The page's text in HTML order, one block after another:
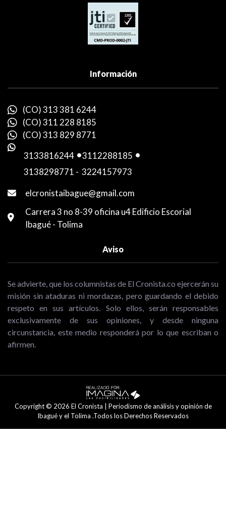
Información
(CO) 313 381 6244
(CO) 311 228 8185
(CO) 313 829 8771
3133816244 -3112288185 -
3138298771 - 3224157973
elcronistaibague@gmail.com
Carrera 3 no 8-39 oficina u4 Edificio Escorial
Ibagué - Tolima
Aviso
Se advierte, que los columnistas de El Cronista.co ejercerán su
misión sin ataduras ni mordazas, pero guardando el debido
respeto en sus artículos. Solo ellos, serán responsables
exclusivamente de sus opiniones, y desde ninguna
circunstancia, este medio responderá por lo que escriban o
afirmen.
Copyright © 2026 El Cronista | Periodismo de análisis y opinión de
Ibagué y el Tolima .Todos los Derechos Reservados